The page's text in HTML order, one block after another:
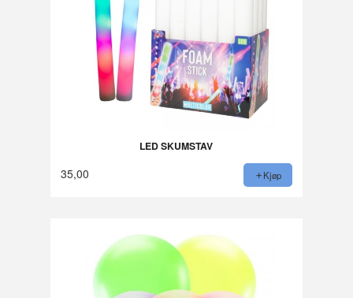
LED SKUMSTAV
35,00 Kjøp